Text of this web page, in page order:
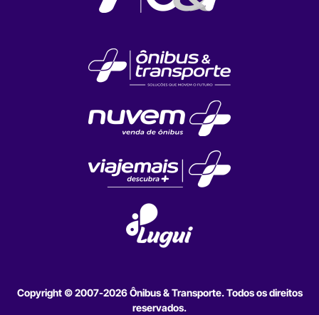
Copyright © 2007-2026 Ônibus & Transporte. Todos os direitos
reservados.